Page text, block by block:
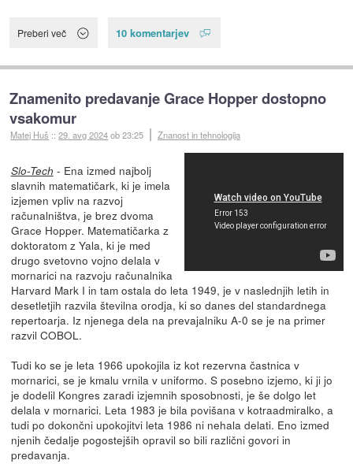
Preberi več 10 komentarjev
Znamenito predavanje Grace Hopper dostopno
vsakomur
Matej Huš ::29. avg 2024ob 23:25 Znanost in tehnologija
Slo-Tech - Ena izmed najbolj
slavnih matematičark, ki je imela
izjemen vpliv na razvoj
računalništva, je brez dvoma
Grace Hopper. Matematičarka z
doktoratom z Yala, ki je med
drugo svetovno vojno delala v
mornarici na razvoju računalnika
Harvard Mark I in tam ostala do leta 1949, je v naslednjih letih in
desetletjih razvila številna orodja, ki so danes del standardnega
repertoarja. Iz njenega dela na prevajalniku A-0 se je na primer
razvil COBOL.
Tudi ko se je leta 1966 upokojila iz kot rezervna častnica v
mornarici, se je kmalu vrnila v uniformo. S posebno izjemo, ki ji jo
je dodelil Kongres zaradi izjemnih sposobnosti, je še dolgo let
delala v mornarici. Leta 1983 je bila povišana v kotraadmiralko, a
tudi po dokončni upokojitvi leta 1986 ni nehala delati. Eno izmed
njenih čedalje pogostejših opravil so bili različni govori in
predavanja.